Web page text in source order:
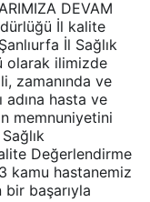
DEVAM
İl kalite
İl Sağlık
olarak ilimizde
zamanında ve
adına hasta ve
memnuniyetini
Değerlendirme
kamu hastanemiz
başarıyla